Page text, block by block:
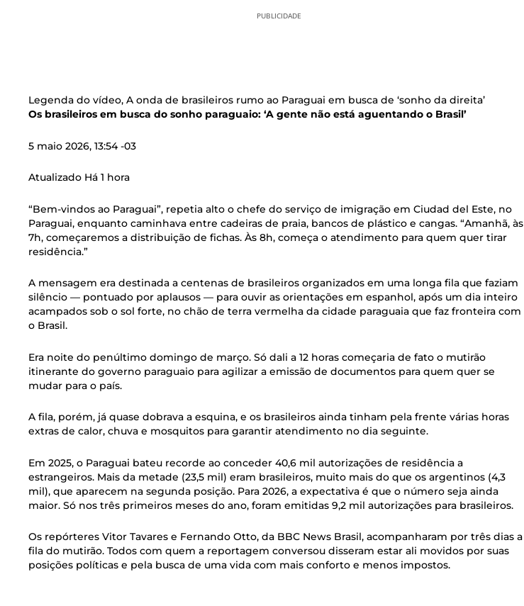
PUBLICIDADE
Legenda do vídeo, A onda de brasileiros rumo ao Paraguai em busca de ‘sonho da direita’
Os brasileiros em busca do sonho paraguaio: ‘A gente não está aguentando o Brasil’
5 maio 2026, 13:54 -03
Atualizado Há 1 hora
“Bem-vindos ao Paraguai”, repetia alto o chefe do serviço de imigração em Ciudad del Este, no
Paraguai, enquanto caminhava entre cadeiras de praia, bancos de plástico e cangas. “Amanhã, às
7h, começaremos a distribuição de fichas. Às 8h, começa o atendimento para quem quer tirar
residência.”
A mensagem era destinada a centenas de brasileiros organizados em uma longa fila que faziam
silêncio — pontuado por aplausos — para ouvir as orientações em espanhol, após um dia inteiro
acampados sob o sol forte, no chão de terra vermelha da cidade paraguaia que faz fronteira com
o Brasil.
Era noite do penúltimo domingo de março. Só dali a 12 horas começaria de fato o mutirão
itinerante do governo paraguaio para agilizar a emissão de documentos para quem quer se
mudar para o país.
A fila, porém, já quase dobrava a esquina, e os brasileiros ainda tinham pela frente várias horas
extras de calor, chuva e mosquitos para garantir atendimento no dia seguinte.
Em 2025, o Paraguai bateu recorde ao conceder 40,6 mil autorizações de residência a
estrangeiros. Mais da metade (23,5 mil) eram brasileiros, muito mais do que os argentinos (4,3
mil), que aparecem na segunda posição. Para 2026, a expectativa é que o número seja ainda
maior. Só nos três primeiros meses do ano, foram emitidas 9,2 mil autorizações para brasileiros.
Os repórteres Vitor Tavares e Fernando Otto, da BBC News Brasil, acompanharam por três dias a
fila do mutirão. Todos com quem a reportagem conversou disseram estar ali movidos por suas
posições políticas e pela busca de uma vida com mais conforto e menos impostos.